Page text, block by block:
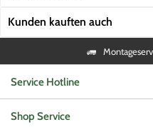
Kunden kauften auch
Service Hotline
Shop Service